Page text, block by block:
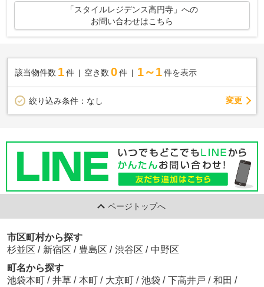
「スタイルレジデンス高円寺」への
お問い合わせはこちら
該当物件数 1件 空き数 0 件 1～1 件を表示
絞り込み条件： なし 変更
ページトップへ
市区町村から探す
杉並区 / 新宿区 / 豊島区 / 渋谷区 / 中野区
町名から探す
池袋本町 / 井草 / 本町 / 大京町 / 池袋 / 下高井戸 / 和田 /